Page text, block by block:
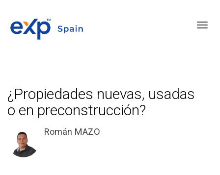
¿Propiedades nuevas, usadas
o en preconstrucción?
Román MAZO